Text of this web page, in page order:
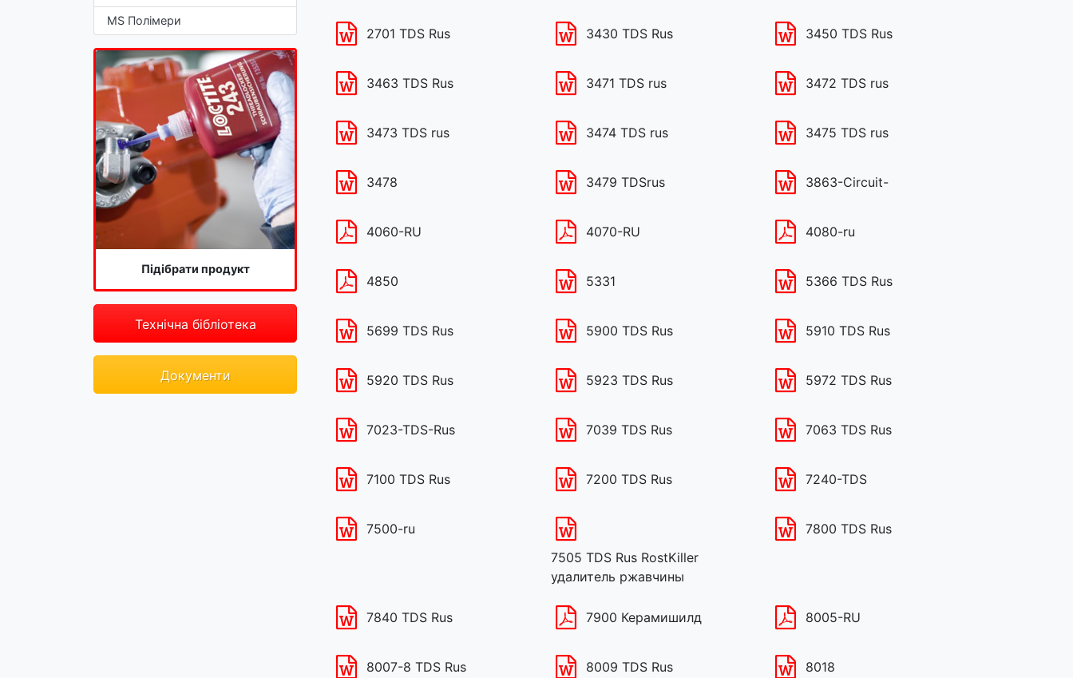
MS Полімери
Підібрати продукт
Технічна бібліотека
Документи
2701 TDS Rus 3430 TDS Rus 3450 TDS Rus
3463 TDS Rus 3471 TDS rus 3472 TDS rus
3473 TDS rus 3474 TDS rus 3475 TDS rus
3478 3479 TDSrus 3863-Circuit-
4060-RU 4070-RU 4080-ru
4850 5331 5366 TDS Rus
5699 TDS Rus 5900 TDS Rus 5910 TDS Rus
5920 TDS Rus 5923 TDS Rus 5972 TDS Rus
7023-TDS-Rus 7039 TDS Rus 7063 TDS Rus
7100 TDS Rus 7200 TDS Rus 7240-TDS
7500-ru
7505 TDS Rus RostKiller
удалитель ржавчины
7800 TDS Rus
7840 TDS Rus 7900 Керамишилд 8005-RU
8007-8 TDS Rus 8009 TDS Rus 8018